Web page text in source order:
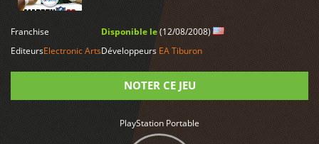
Franchise
EditeursElectronic Arts
Disponible le(12/08/2008)
Développeurs EA Tiburon
NOTER CE JEU
PlayStation Portable